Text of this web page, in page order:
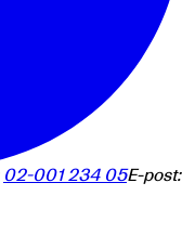
02-001 234 05E-post: